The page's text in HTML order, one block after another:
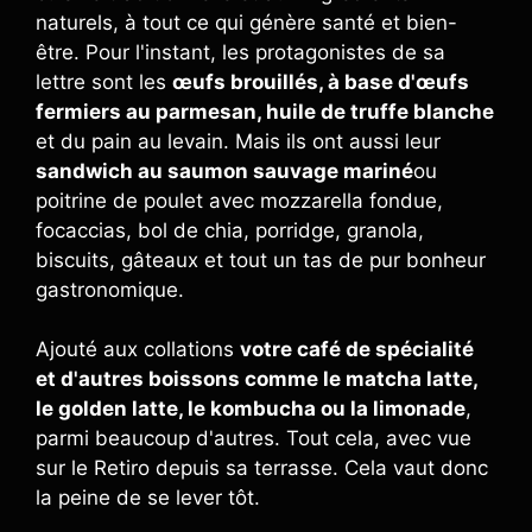
naturels, à tout ce qui génère santé et bien-
être. Pour l'instant, les protagonistes de sa
lettre sont les œufs brouillés, à base d'œufs
fermiers au parmesan, huile de truffe blanche
et du pain au levain. Mais ils ont aussi leur
sandwich au saumon sauvage marinéou
poitrine de poulet avec mozzarella fondue,
focaccias, bol de chia, porridge, granola,
biscuits, gâteaux et tout un tas de pur bonheur
gastronomique.
Ajouté aux collations votre café de spécialité
et d'autres boissons comme le matcha latte,
le golden latte, le kombucha ou la limonade,
parmi beaucoup d'autres. Tout cela, avec vue
sur le Retiro depuis sa terrasse. Cela vaut donc
la peine de se lever tôt.